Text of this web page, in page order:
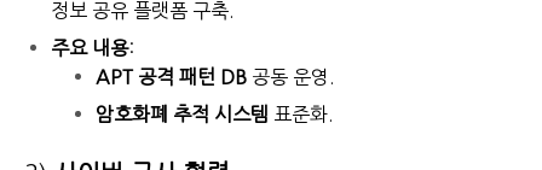
정보 공유 플랫폼 구축.
주요 내용:
APT 공격 패턴 DB 공동 운영.
암호화폐 추적 시스템 표준화.